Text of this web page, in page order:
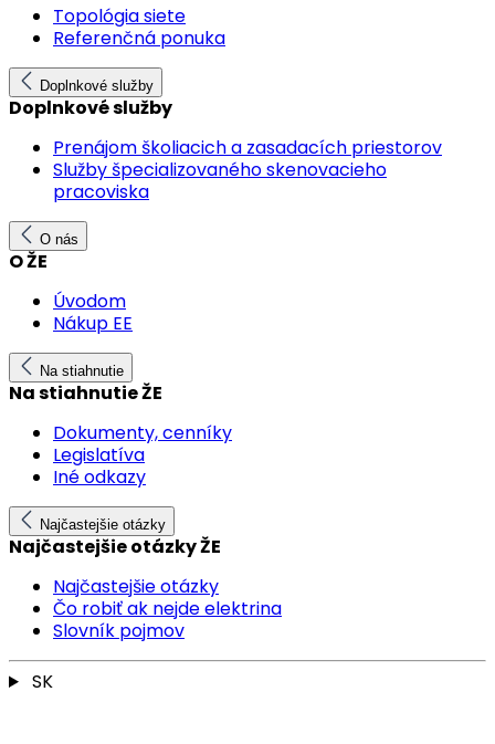
Topológia siete
Referenčná ponuka
Doplnkové služby
Doplnkové služby
Prenájom školiacich a zasadacích priestorov
Služby špecializovaného skenovacieho
pracoviska
O nás
O ŽE
Úvodom
Nákup EE
Na stiahnutie
Na stiahnutie ŽE
Dokumenty, cenníky
Legislatíva
Iné odkazy
Najčastejšie otázky
Najčastejšie otázky ŽE
Najčastejšie otázky
Čo robiť ak nejde elektrina
Slovník pojmov
SK